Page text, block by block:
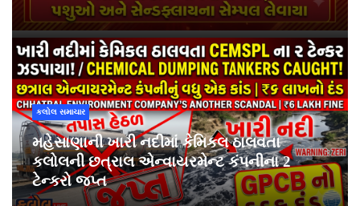
કલોલ સમાચાર
મહેસાણાની ખારી નદીમાં કેમિકલ ઠાલવતા
કલોલની છત્રાલ એન્વાયરમેન્ટ કંપનીના 2
ટેન્કરો જપ્ત